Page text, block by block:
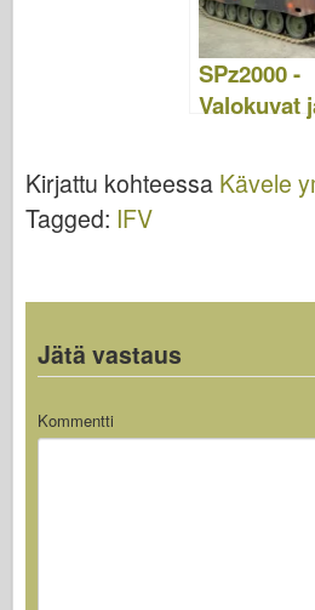
SPz2000 -
Valokuvat
Kirjattu kohteessa Kävele
Tagged: IFV
Jätä vastaus
Kommentti